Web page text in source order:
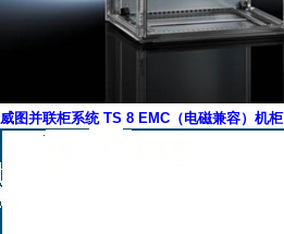
威图并联柜系统 TS 8 EMC（电磁兼容）机柜